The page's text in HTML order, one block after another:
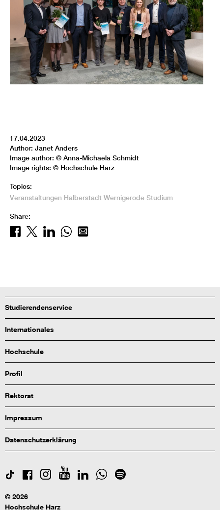
17.04.2023
Author: Janet Anders
Image author: © Anna-Michaela Schmidt
Image rights: © Hochschule Harz
Topics:
Veranstaltungen Halberstadt Wernigerode Studium
Share:
Studierendenservice
Internationales
Hochschule
Profil
Rektorat
Impressum
Datenschutzerklärung
© 2026
Hochschule Harz